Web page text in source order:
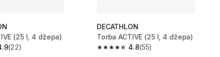
(25 l, 4 džepa)
from 22 Recenzije
(22)
DECATHLON
Torba ACTIVE (25 l, 4 džepa)
4.8
4.8 od 5 zvezdica from 55 Recenzije
(55)